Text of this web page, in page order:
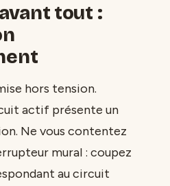
tout :
hors tension.
actif présente un
Ne vous contentez
mural : coupez
au circuit